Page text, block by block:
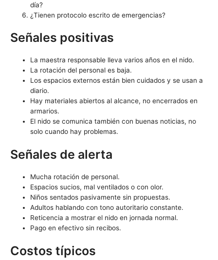
día?
¿Tienen protocolo escrito de emergencias?
Señales positivas
La maestra responsable lleva varios años en el nido.
La rotación del personal es baja.
Los espacios externos están bien cuidados y se usan a
diario.
Hay materiales abiertos al alcance, no encerrados en
armarios.
El nido se comunica también con buenas noticias, no
solo cuando hay problemas.
Señales de alerta
Mucha rotación de personal.
Espacios sucios, mal ventilados o con olor.
Niños sentados pasivamente sin propuestas.
Adultos hablando con tono autoritario constante.
Reticencia a mostrar el nido en jornada normal.
Pago en efectivo sin recibos.
Costos típicos